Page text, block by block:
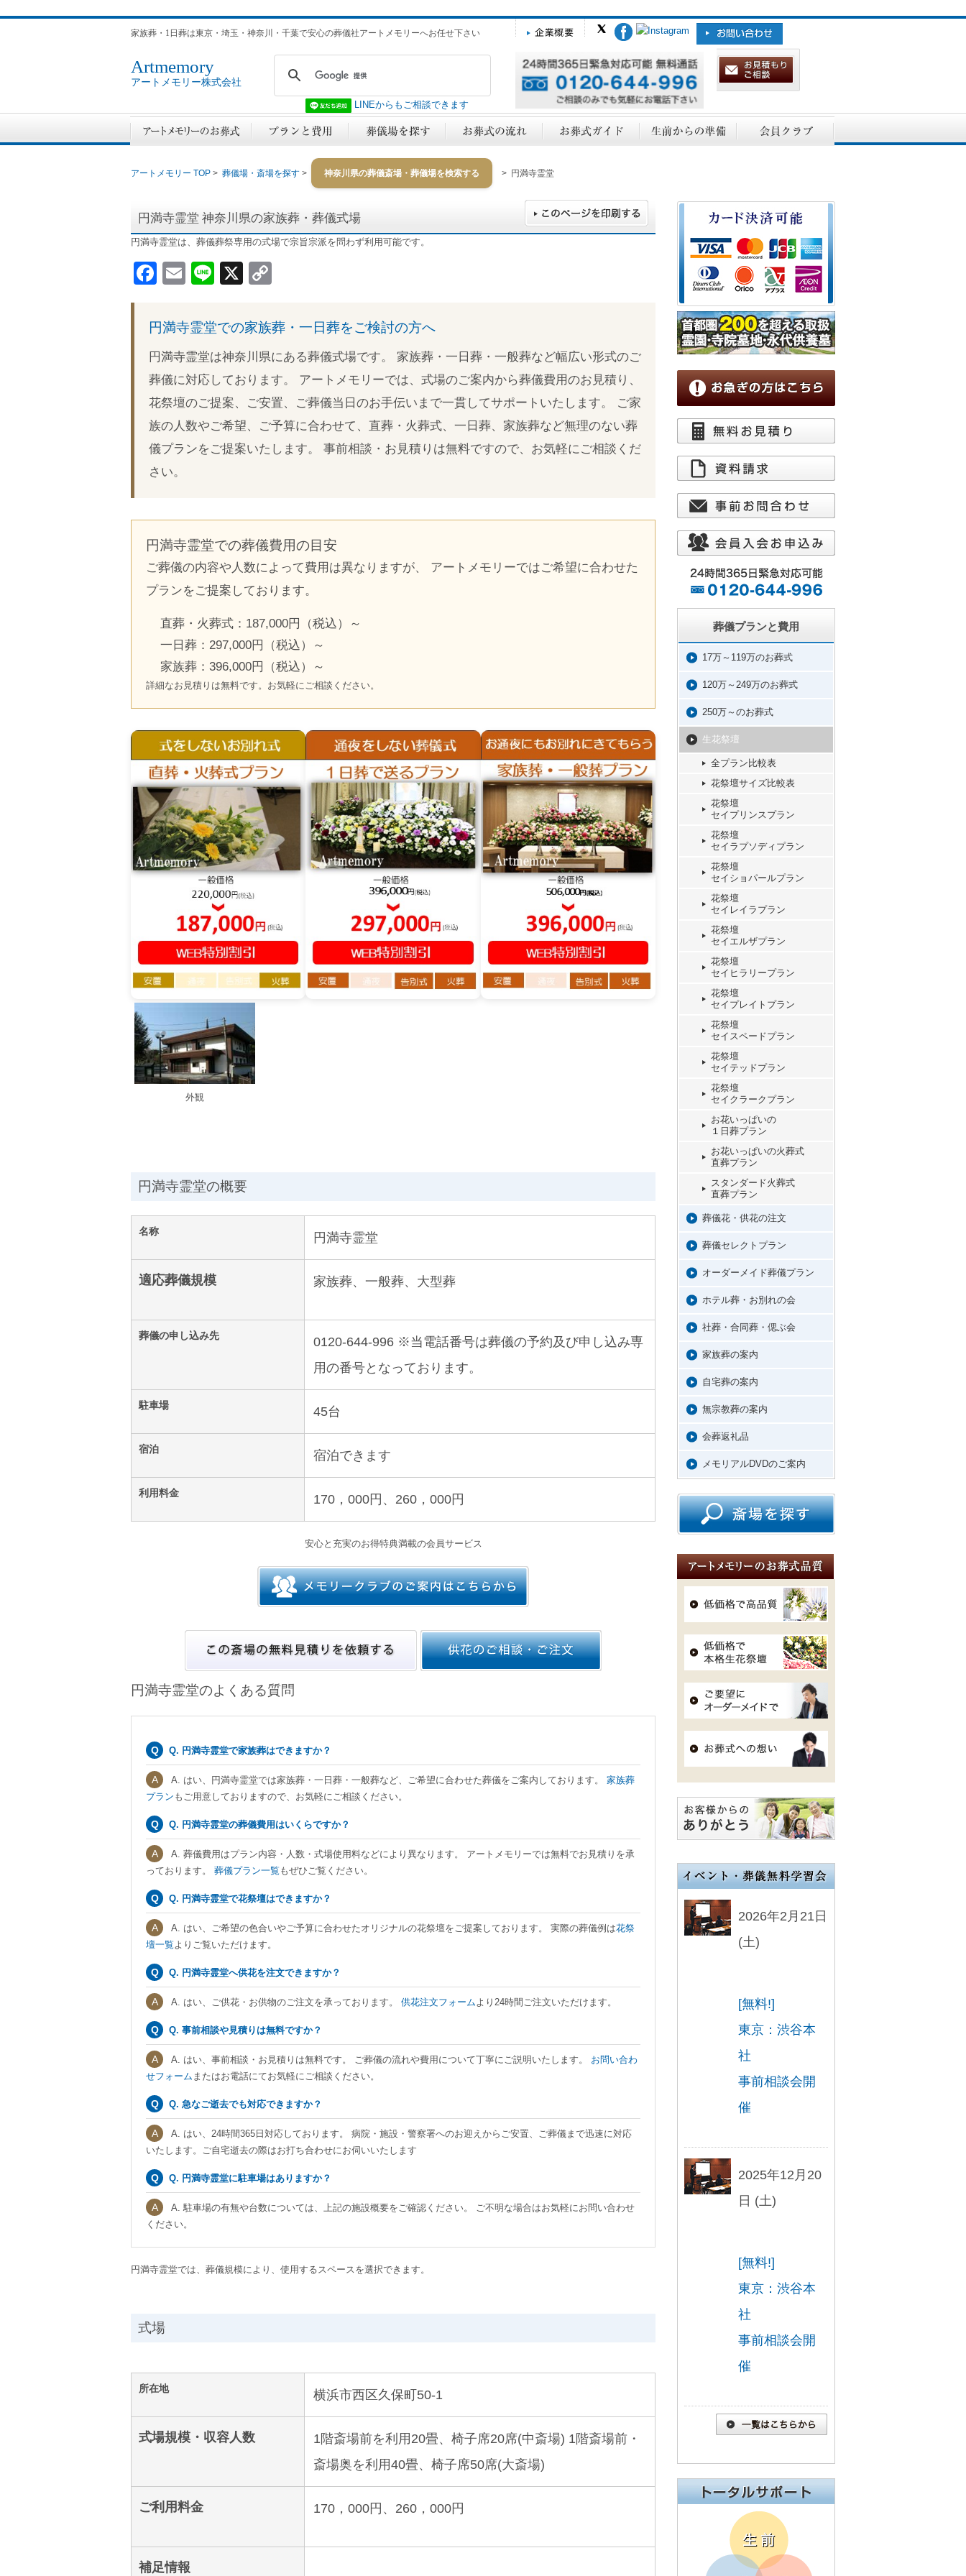
家族葬・1日葬は東京・埼玉・神奈川・千葉で安心の葬儀社アートメモリーへお任せ下さい
Artmemory
アートメモリー株式会社
LINEからもご相談できます
アートメモリー TOP > 葬儀場・斎場を探す > 神奈川県の葬儀斎場・葬儀場を検索する > 円満寺霊堂
円満寺霊堂 神奈川県の家族葬・葬儀式場
円満寺霊堂は、葬儀葬祭専用の式場で宗旨宗派を問わず利用可能です。
Facebook
EmailLine
X
円満寺霊堂での家族葬・一日葬をご検討の方へ
円満寺霊堂は神奈川県にある葬儀式場です。 家族葬・一日葬・一般葬など幅広い形式のご
葬儀に対応しております。 アートメモリーでは、式場のご案内から葬儀費用のお見積り、
花祭壇のご提案、ご安置、ご葬儀当日のお手伝いまで一貫してサポートいたします。 ご家
族の人数やご希望、ご予算に合わせて、直葬・火葬式、一日葬、家族葬など無理のない葬
儀プランをご提案いたします。 事前相談・お見積りは無料ですので、お気軽にご相談くだ
さい。
円満寺霊堂での葬儀費用の目安
ご葬儀の内容や人数によって費用は異なりますが、 アートメモリーではご希望に合わせた
プランをご提案しております。
直葬・火葬式：187,000円（税込）～
一日葬：297,000円（税込）～
家族葬：396,000円（税込）～
詳細なお見積りは無料です。お気軽にご相談ください。
外観
円満寺霊堂の概要
名称 円満寺霊堂
適応葬儀規模 家族葬、一般葬、大型葬
葬儀の申し込み先
0120-644-996 ※当電話番号は葬儀の予約及び申し込み専
用の番号となっております。
駐車場 45台
宿泊 宿泊できます
利用料金 170，000円、260，000円
安心と充実のお得特典満載の会員サービス
円満寺霊堂のよくある質問
Q. 円満寺霊堂で家族葬はできますか？
A. はい、円満寺霊堂では家族葬・一日葬・一般葬など、ご希望に合わせた葬儀をご案内しております。 家族葬
プラン もご用意しておりますので、お気軽にご相談ください。
Q. 円満寺霊堂の葬儀費用はいくらですか？
A. 葬儀費用はプラン内容・人数・式場使用料などにより異なります。 アートメモリーでは無料でお見積りを承
っております。 葬儀プラン一覧 もぜひご覧ください。
Q. 円満寺霊堂で花祭壇はできますか？
A. はい、ご希望の色合いやご予算に合わせたオリジナルの花祭壇をご提案しております。 実際の葬儀例は花祭
壇一覧よりご覧いただけます。
Q. 円満寺霊堂へ供花を注文できますか？
A. はい、ご供花・お供物のご注文を承っております。 供花注文フォームより24時間ご注文いただけます。
Q. 事前相談や見積りは無料ですか？
A. はい、事前相談・お見積りは無料です。 ご葬儀の流れや費用について丁寧にご説明いたします。 お問い合わ
せフォーム またはお電話にてお気軽にご相談ください。
Q. 急なご逝去でも対応できますか？
A. はい、24時間365日対応しております。 病院・施設・警察署へのお迎えからご安置、ご葬儀まで迅速に対応
いたします。ご自宅逝去の際はお打ち合わせにお伺いいたします
Q. 円満寺霊堂に駐車場はありますか？
A. 駐車場の有無や台数については、上記の施設概要をご確認ください。 ご不明な場合はお気軽にお問い合わせ
ください。
円満寺霊堂では、葬儀規模により、使用するスペースを選択できます。
式場
所在地 横浜市西区久保町50-1
式場規模・収容人数
1階斎場前を利用20畳、椅子席20席(中斎場) 1階斎場前・
斎場奥を利用40畳、椅子席50席(大斎場)
ご利用料金 170，000円、260，000円
補足情報
葬儀プランと費用
17万～119万のお葬式
120万～249万のお葬式
250万～のお葬式
生花祭壇
全プラン比較表
花祭壇サイズ比較表
花祭壇
セイプリンスプラン
花祭壇
セイラプソディプラン
花祭壇
セイショパールプラン
花祭壇
セイレイラプラン
花祭壇
セイエルザプラン
花祭壇
セイヒラリープラン
花祭壇
セイプレイトプラン
花祭壇
セイスペードプラン
花祭壇
セイテッドプラン
花祭壇
セイクラークプラン
お花いっぱいの
１日葬プラン
お花いっぱいの火葬式
直葬プラン
スタンダード火葬式
直葬プラン
葬儀花・供花の注文
葬儀セレクトプラン
オーダーメイド葬儀プラン
ホテル葬・お別れの会
社葬・合同葬・偲ぶ会
家族葬の案内
自宅葬の案内
無宗教葬の案内
会葬返礼品
メモリアルDVDのご案内
2026年2月21日
(土)
[無料!]
東京：渋谷本
社
事前相談会開
催
2025年12月20
日 (土)
[無料!]
東京：渋谷本
社
事前相談会開
催